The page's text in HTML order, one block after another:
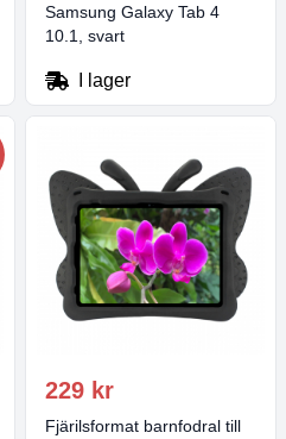
Samsung Galaxy Tab 4
10.1, svart
I lager
229 kr
Fjärilsformat barnfodral till